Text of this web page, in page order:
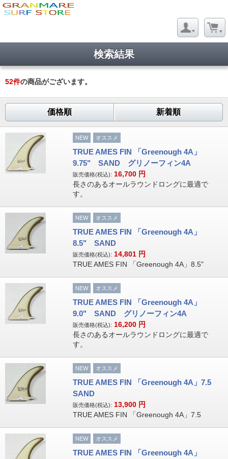
検索結果
52件の商品がございます。
価格順 新着順
NEW オススメ
TRUE AMES FIN 「Greenough 4A」
9.75" SAND グリノーフィン4A
販売価格(税込): 16,700 円
長さのあるオールラウンドロングに最適で
す。
NEW オススメ
TRUE AMES FIN 「Greenough 4A」
8.5" SAND
販売価格(税込): 14,801 円
TRUE AMES FIN 「Greenough 4A」8.5"
NEW オススメ
TRUE AMES FIN 「Greenough 4A」
9.0" SAND グリノーフィン4A
販売価格(税込): 16,200 円
長さのあるオールラウンドロングに最適で
す。
NEW オススメ
TRUE AMES FIN 「Greenough 4A」7.5
SAND
販売価格(税込): 13,900 円
TRUE AMES FIN 「Greenough 4A」7.5
NEW オススメ
TRUE AMES FIN 「Greenough 4A」